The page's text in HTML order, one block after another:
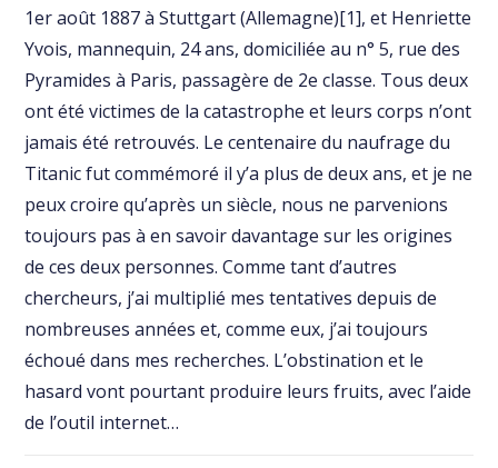
1er août 1887 à Stuttgart (Allemagne)[1], et Henriette
Yvois, mannequin, 24 ans, domiciliée au n° 5, rue des
Pyramides à Paris, passagère de 2e classe. Tous deux
ont été victimes de la catastrophe et leurs corps n’ont
jamais été retrouvés. Le centenaire du naufrage du
Titanic fut commémoré il y’a plus de deux ans, et je ne
peux croire qu’après un siècle, nous ne parvenions
toujours pas à en savoir davantage sur les origines
de ces deux personnes. Comme tant d’autres
chercheurs, j’ai multiplié mes tentatives depuis de
nombreuses années et, comme eux, j’ai toujours
échoué dans mes recherches. L’obstination et le
hasard vont pourtant produire leurs fruits, avec l’aide
de l’outil internet…